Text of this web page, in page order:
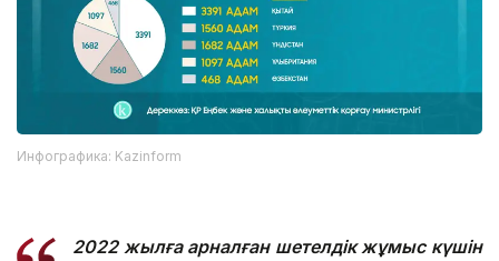
Инфографика: Kazinform
2022 жылға арналған шетелдік жұмыс күшін